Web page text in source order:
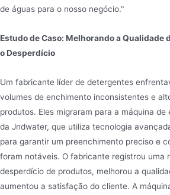
de águas para o nosso negócio."
Estudo de Caso: Melhorando a Qualidade
o Desperdício
Um fabricante líder de detergentes
volumes de enchimento inconsistentes e
produtos. Eles migraram para a máquina
da Jndwater, que utiliza tecnologia
para garantir um preenchimento preciso e
foram notáveis. O fabricante registrou uma
desperdício de produtos, melhorou a
aumentou a satisfação do cliente. A